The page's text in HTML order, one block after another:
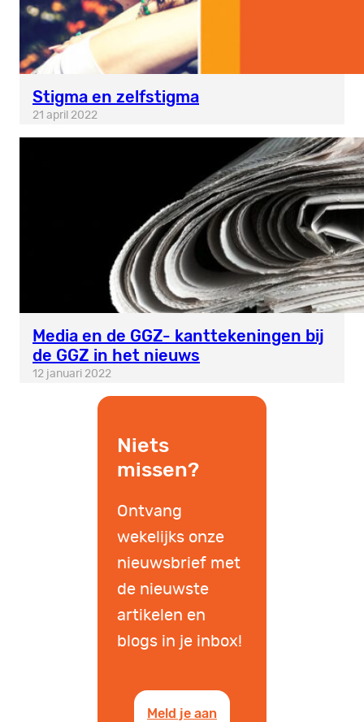
Stigma en zelfstigma
21 april 2022
Media en de GGZ- kanttekeningen bij
de GGZ in het nieuws
12 januari 2022
Niets
missen?
Ontvang
wekelijks onze
nieuwsbrief met
de nieuwste
artikelen en
blogs in je inbox!
Meld je aan